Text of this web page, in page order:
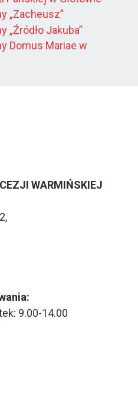
„Zacheusz”
„Źródło Jakuba”
Domus Mariae w
WARMIŃSKIEJ
9.00-14.00